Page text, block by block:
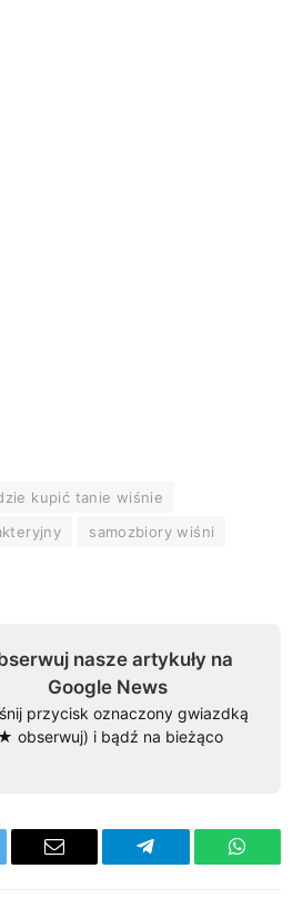
kupić tanie wiśnie
samozbiory wiśni
nasze artykuły na
Google News
przycisk oznaczony gwiazdką
obserwuj) i bądź na bieżąco
Email Telegram